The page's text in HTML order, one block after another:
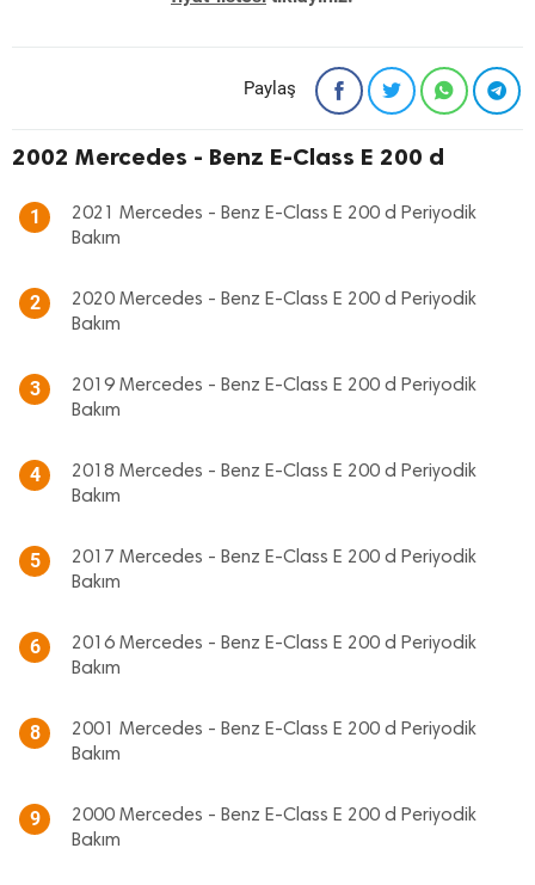
Paylaş
2002 Mercedes - Benz E-Class E 200 d
1
2021 Mercedes - Benz E-Class E 200 d Periyodik
Bakım
2
2020 Mercedes - Benz E-Class E 200 d Periyodik
Bakım
3
2019 Mercedes - Benz E-Class E 200 d Periyodik
Bakım
4
2018 Mercedes - Benz E-Class E 200 d Periyodik
Bakım
5
2017 Mercedes - Benz E-Class E 200 d Periyodik
Bakım
6
2016 Mercedes - Benz E-Class E 200 d Periyodik
Bakım
8
2001 Mercedes - Benz E-Class E 200 d Periyodik
Bakım
9
2000 Mercedes - Benz E-Class E 200 d Periyodik
Bakım